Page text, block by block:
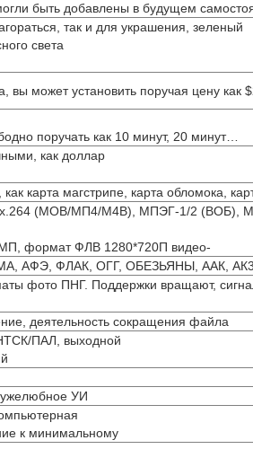
быть добавлены в будущем
так и для украшения, зеленый
света
вы может установить поручая цену как
поручать как 10 минут, 20 минут…
как доллар
карта магстрипе, карта обломока,
х.264 (МОВ/МП4/М4В), МПЭГ-1/2 (ВОБ),
формат ФЛВ 1280*720П видео-
АФЭ, ФЛАК, ОГГ, ОБЕЗЬЯНЫ, ААК,
фото ПНГ. Поддержки вращают,
деятельность сокращения файла
ПАЛ, выходной
УИ
к минимальному